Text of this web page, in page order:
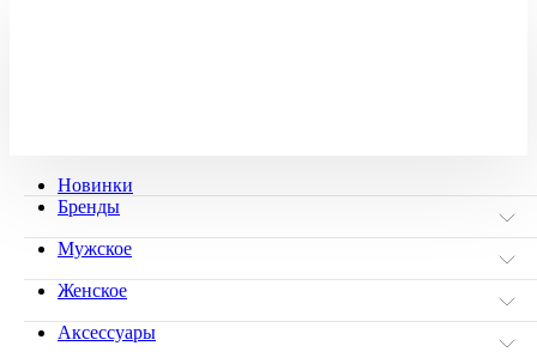
Новинки
Бренды
Мужское
Женское
Аксессуары